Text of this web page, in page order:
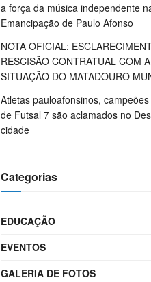
a força da música independente
Emancipação de Paulo Afonso
NOTA OFICIAL:
RESCISÃO CONTRATUAL COM
SITUAÇÃO DO MATADOURO
Atletas pauloafonsinos,
de Futsal 7 são aclamados no
cidade
Categorias
EDUCAÇÃO
EVENTOS
GALERIA DE FOTOS